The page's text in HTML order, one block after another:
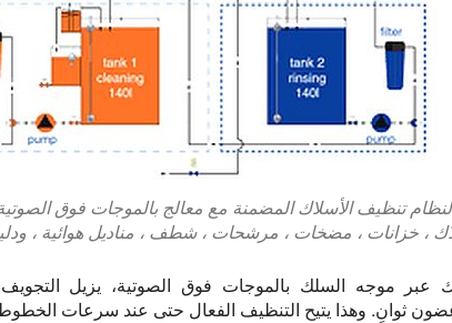
تنظيف الأسلاك المضمنة مع معالج بالموجات فوق
، خزانات ، مضخات ، مرشحات ، شطف ، مناديل هوائية ،
عبر موجه السلك بالموجات فوق الصوتية، يزيل
ثوانٍ. وهذا يتيح التنظيف الفعال حتى عند سرعات